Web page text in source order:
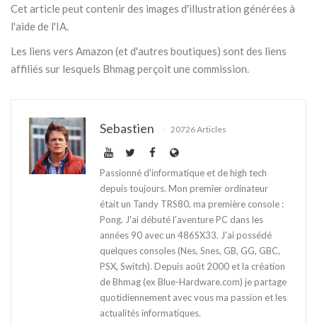
Cet article peut contenir des images d'illustration générées à
l'aide de l'IA.
Les liens vers Amazon (et d'autres boutiques) sont des liens
affiliés sur lesquels Bhmag perçoit une commission.
Sebastien 20726 Articles
Passionné d'informatique et de high tech
depuis toujours. Mon premier ordinateur
était un Tandy TRS80, ma première console :
Pong. J'ai débuté l'aventure PC dans les
années 90 avec un 486SX33. J'ai possédé
quelques consoles (Nes, Snes, GB, GG, GBC,
PSX, Switch). Depuis août 2000 et la création
de Bhmag (ex Blue-Hardware.com) je partage
quotidiennement avec vous ma passion et les
actualités informatiques.